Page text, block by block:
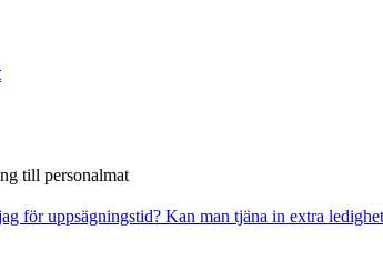
till personalmat
för uppsägningstid? Kan man tjäna in extra